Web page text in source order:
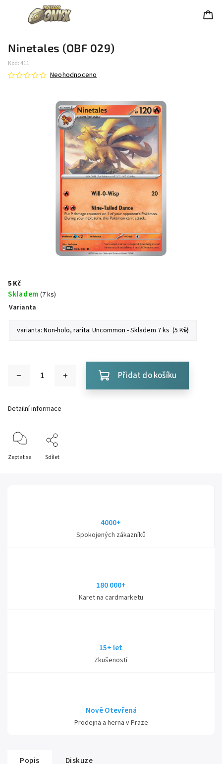
Ninetales (OBF 029)
Kód:411
Neohodnoceno
5 Kč
Skladem (7 ks)
Varianta
Přidat do košíku
Detailní informace
Zeptat se Sdílet
4000+
Spokojených zákazníků
180 000+
Karet na cardmarketu
15+ let
Zkušeností
Nově Otevřená
Prodejna a herna v Praze
Popis Diskuze